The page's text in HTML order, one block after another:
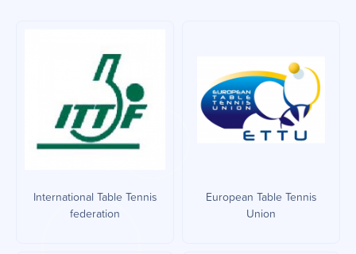
International Table Tennis
federation
European Table Tennis
Union